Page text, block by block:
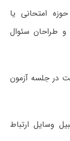
امتحانی یا
و طراحان سئوال
در جلسه آزمون
وسایل ارتباط